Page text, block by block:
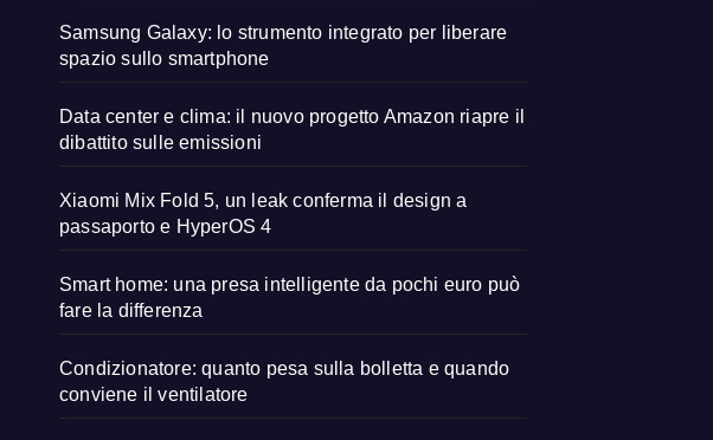
Samsung Galaxy: lo strumento integrato per liberare
spazio sullo smartphone
Data center e clima: il nuovo progetto Amazon riapre il
dibattito sulle emissioni
Xiaomi Mix Fold 5, un leak conferma il design a
passaporto e HyperOS 4
Smart home: una presa intelligente da pochi euro può
fare la differenza
Condizionatore: quanto pesa sulla bolletta e quando
conviene il ventilatore